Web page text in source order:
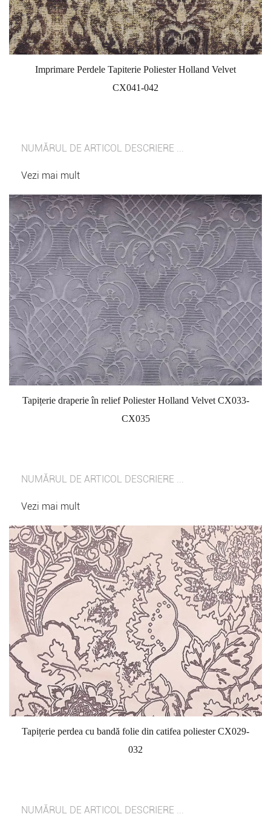
Imprimare Perdele Tapiterie Poliester Holland Velvet
CX041-042
NUMĂRUL DE ARTICOL DESCRIERE ...
Vezi mai mult
Tapițerie draperie în relief Poliester Holland Velvet CX033-
CX035
NUMĂRUL DE ARTICOL DESCRIERE ...
Vezi mai mult
Tapițerie perdea cu bandă folie din catifea poliester CX029-
032
NUMĂRUL DE ARTICOL DESCRIERE ...